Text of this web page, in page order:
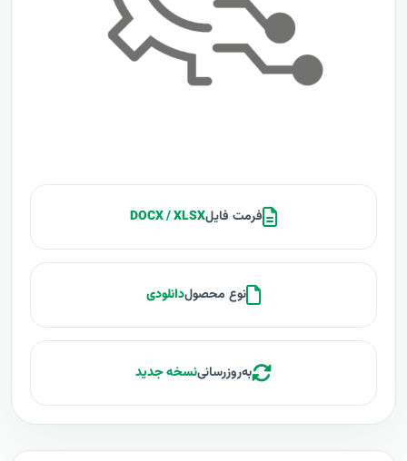
فرمت فایلDOCX / XLSX
نوع محصولدانلودی
به‌روزرسانینسخه جدید